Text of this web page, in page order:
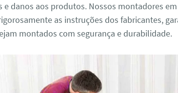
e danos aos produtos. Nossos montadores em
as instruções dos fabricantes,
montados com segurança e durabilidade.